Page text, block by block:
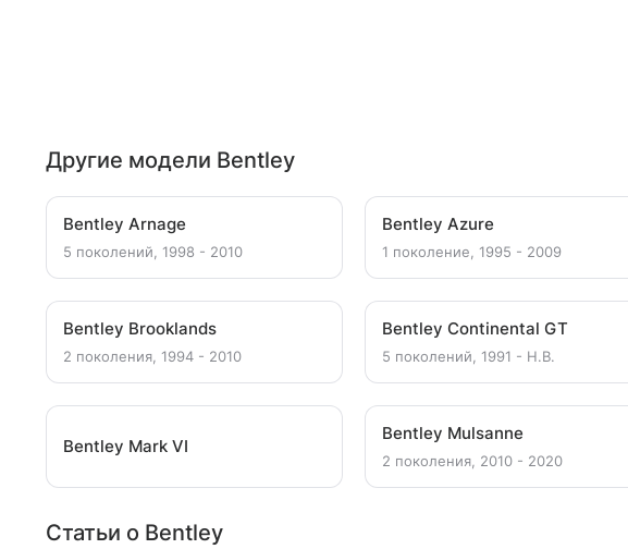
Другие модели Bentley
Bentley Arnage
5 поколений, 1998 - 2010
Bentley Azure
1 поколение, 1995 - 2009
Bentley Brooklands
2 поколения, 1994 - 2010
Bentley Continental GT
5 поколений, 1991 - Н.В.
Bentley Mark VI
Bentley Mulsanne
2 поколения, 2010 - 2020
Статьи о Bentley